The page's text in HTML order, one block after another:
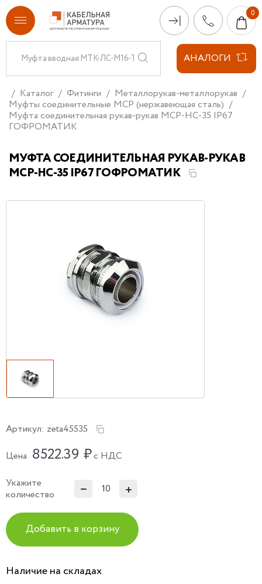
АНАЛОГИ
Каталог Фитинги
Металлорукав-металлорукав
Муфты соединительные МСР (нержавеющая сталь)
Муфта соединительная рукав-рукав МСР-НС-35 IP67
ГОФРОМАТИК
МУФТА СОЕДИНИТЕЛЬНАЯ РУКАВ-РУКАВ
МСР-НС-35 IP67 ГОФРОМАТИК
Артикул: zeta45535
Цена 8522.39 ₽с НДС
Укажите
количество
Добавить в корзину
Наличие на складах